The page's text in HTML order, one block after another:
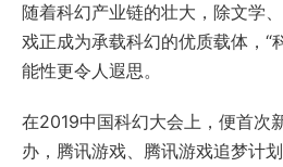
随着科幻产业链的壮大，除文学
戏正成为承载科幻的优质载体，“
能性更令人遐思。
在2019中国科幻大会上，便首次
办，腾讯游戏、腾讯游戏追梦计